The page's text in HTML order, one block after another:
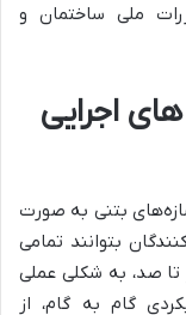
ملی ساختمان و
اجرایی
بتنی به صورت
بتوانند تمامی
تا صد، به شکلی عملی
گام به گام، از